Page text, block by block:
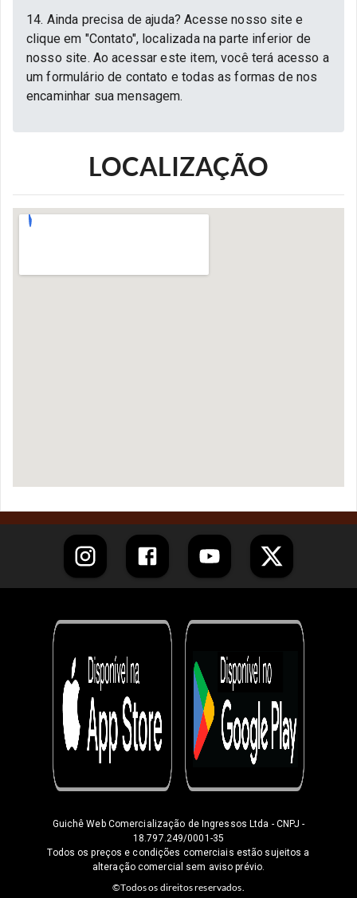
14. Ainda precisa de ajuda? Acesse nosso site e
clique em "Contato", localizada na parte inferior de
nosso site. Ao acessar este item, você terá acesso a
um formulário de contato e todas as formas de nos
encaminhar sua mensagem.
LOCALIZAÇÃO
Guichê Web Comercialização de Ingressos Ltda - CNPJ -
18.797.249/0001-35
Todos os preços e condições comerciais estão sujeitos a
alteração comercial sem aviso prévio.
©Todos os direitos reservados.